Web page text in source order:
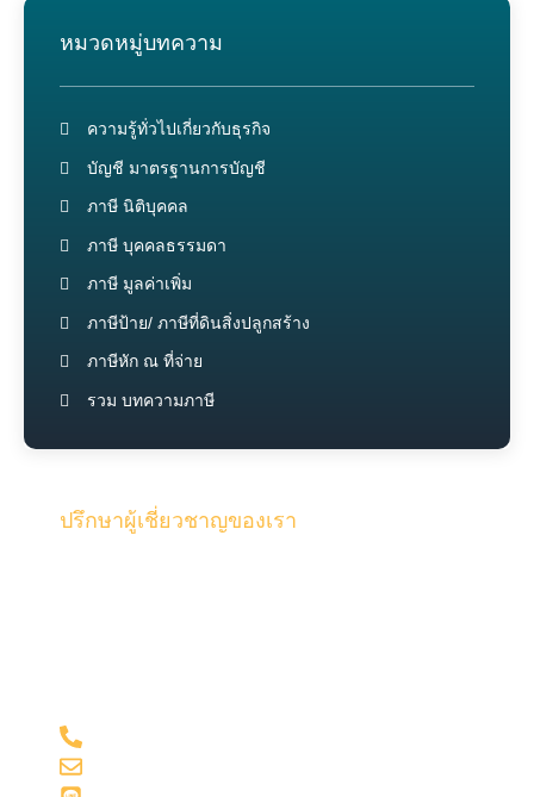
หมวดหมู่บทความ
ความรู้ทั่วไปเกี่ยวกับธุรกิจ
บัญชี มาตรฐานการบัญชี
ภาษี นิติบุคคล
ภาษี บุคคลธรรมดา
ภาษี มูลค่าเพิ่ม
ภาษีป้าย/ ภาษีที่ดินสิ่งปลูกสร้าง
ภาษีหัก ณ ที่จ่าย
รวม บทความภาษี
ปรึกษาผู้เชี่ยวชาญของเรา